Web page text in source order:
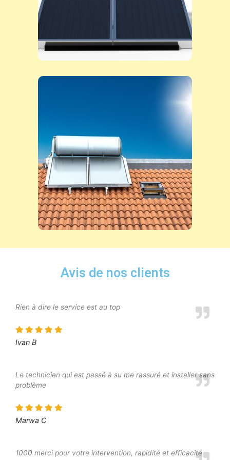
Avis de nos clients
Rien à dire le service est au top
Ivan B
Le technicien qui est passé à su me rassuré et installer sans
problème
Marwa C
1000 merci pour votre intervention, rapidité et efficacité